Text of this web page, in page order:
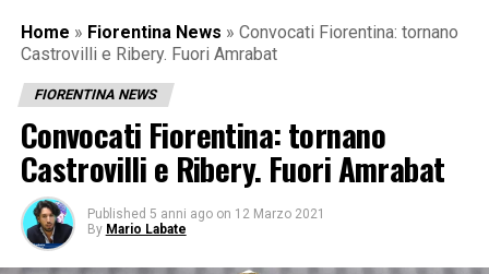
Home » Fiorentina News » Convocati Fiorentina: tornano
Castrovilli e Ribery. Fuori Amrabat
FIORENTINA NEWS
Convocati Fiorentina: tornano
Castrovilli e Ribery. Fuori Amrabat
Published 5 anni ago on 12 Marzo 2021
By Mario Labate